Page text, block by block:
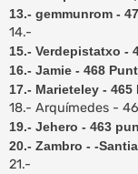
13.- gemmunrom -
14.-
15.- Verdepistatxo -
16.- Jamie - 468
17.- Marieteley -
18.- Arquímedes -
19.- Jehero - 463
20.- Zambro - -
21.-